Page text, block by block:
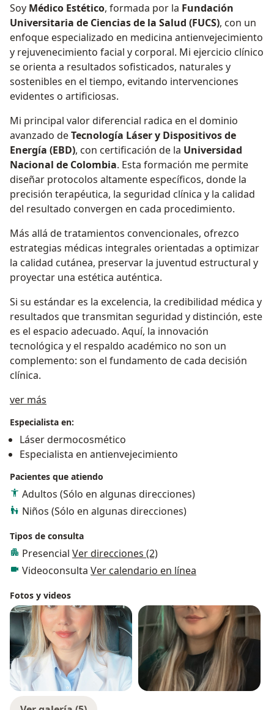
Soy Médico Estético, formada por la Fundación
Universitaria de Ciencias de la Salud (FUCS), con un
enfoque especializado en medicina antienvejecimiento
y rejuvenecimiento facial y corporal. Mi ejercicio clínico
se orienta a resultados sofisticados, naturales y
sostenibles en el tiempo, evitando intervenciones
evidentes o artificiosas.
Mi principal valor diferencial radica en el dominio
avanzado deTecnología Láser y Dispositivos de
Energía (EBD), con certificación de la Universidad
Nacional de Colombia. Esta formación me permite
diseñar protocolos altamente específicos, donde la
precisión terapéutica, la seguridad clínica y la calidad
del resultado convergen en cada procedimiento.
Más allá de tratamientos convencionales, ofrezco
estrategias médicas integrales orientadas a optimizar
la calidad cutánea, preservar la juventud estructural y
proyectar una estética auténtica.
Si su estándar es la excelencia, la credibilidad médica y
resultados que transmitan seguridad y distinción, este
es el espacio adecuado. Aquí, la innovación
tecnológica y el respaldo académico no son un
complemento: son el fundamento de cada decisión
clínica.
ver más
Especialista en:
Láser dermocosmético
Especialista en antienvejecimiento
Pacientes que atiendo
Adultos (Sólo en algunas direcciones)
Niños (Sólo en algunas direcciones)
Tipos de consulta
Presencial Ver direcciones (2)
Videoconsulta Ver calendario en línea
Fotos y videos